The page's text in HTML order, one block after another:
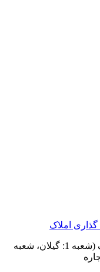
کاسپی لند برند معتبر سرمایه گذاری املاک (شعبه 1: گیلان، شعبه